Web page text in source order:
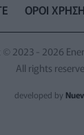
ΟΡΟΙ
2023 - 2026
All rights
developed by